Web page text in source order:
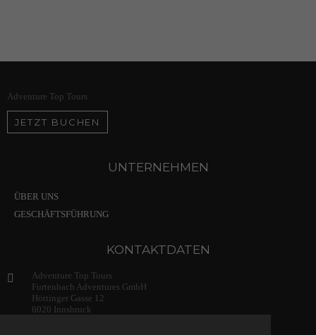
Adventure Top Tours
JETZT BUCHEN
UNTERNEHMEN
ÜBER UNS
GESCHÄFTSFÜHRUNG
KONTAKTDATEN
Adventure Top Tours
Furtenbach Adventures GmbH
Höttinger Gasse 12
6020 Innsbruck